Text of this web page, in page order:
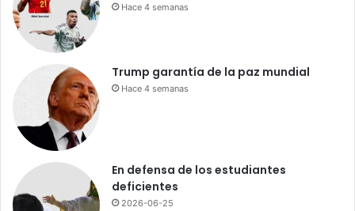
i
g
o
Hace 4 semanas
Trump garantía de la paz mundial
Hace 4 semanas
En defensa de los estudiantes
deficientes
2026-06-25